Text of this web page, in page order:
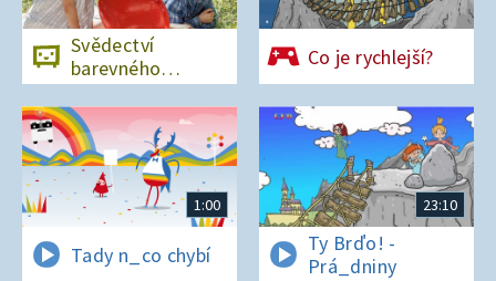
Svědectví
barevného
ostrova
Co je rychlejší?
1:00
Tady n_co chybí
23:10
Ty Brďo! -
Prá_dniny